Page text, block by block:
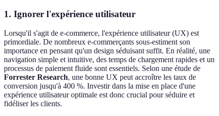
1. Ignorer l'expérience utilisateur
Lorsqu'il s'agit de e-commerce, l'expérience utilisateur (UX) est
primordiale. De nombreux e-commerçants sous-estiment son
importance en pensant qu'un design séduisant suffit. En réalité, une
navigation simple et intuitive, des temps de chargement rapides et un
processus de paiement fluide sont essentiels. Selon une étude de
Forrester Research, une bonne UX peut accroître les taux de
conversion jusqu'à 400 %. Investir dans la mise en place d'une
expérience utilisateur optimale est donc crucial pour séduire et
fidéliser les clients.